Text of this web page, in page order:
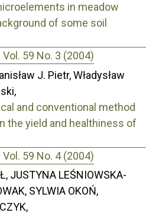
in meadow
of some soil
59 No. 3 (2004)
J. Pietr, Władysław
and conventional method
the yield and healthiness of
59 No. 4 (2004)
JUSTYNA LEŚNIOWSKA-
SYLWIA OKOŃ,